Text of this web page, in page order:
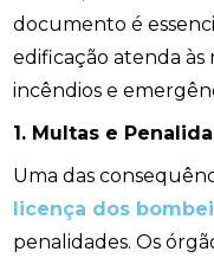
documento é
edificação atenda
incêndios e
1. Multas e
Uma das
licença dos
penalidades. Os